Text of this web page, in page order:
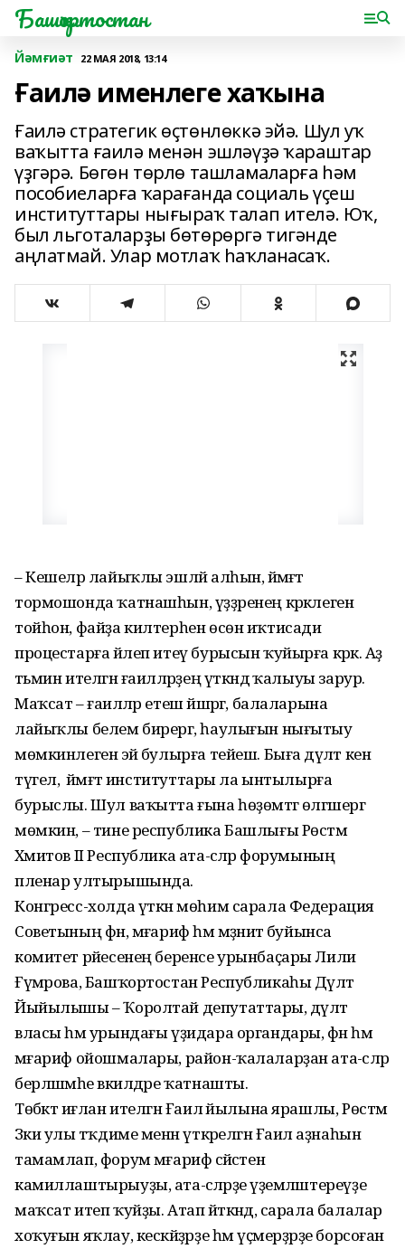
Башҡортостан
Йәмғиәт 22 МАЯ 2018, 13:14
Ғаилә именлеге хаҡына
Ғаилә стратегик өҫтөнлөккә эйә. Шул уҡ
ваҡытта ғаилә менән эшләүҙә ҡараштар
үҙгәрә. Бөгөн төрлө ташламаларға һәм
пособиеларға ҡарағанда социаль үҫеш
институттары нығыраҡ талап ителә. Юҡ,
был льготаларҙы бөтөрөргә тигәнде
аңлатмай. Улар мотлаҡ һаҡланасаҡ.
– Кешеләр лайыҡлы эшләй алһын, йәмәғәт
тормошонда ҡатнашһын, үҙҙәренең кәрәклеген
тойһон, файҙа килтерһен өсөн иҡтисади
процестарға йәлеп итеү бурысын ҡуйырға кәрәк. Аҙ
тәьмин ителгән ғаиләләрҙең үткәндә ҡалыуы зарур.
Маҡсат – ғаиләләр етеш йәшәргә, балаларына
лайыҡлы белем бирергә, һаулығын нығытыу
мөмкинлегенә эйә булырға тейеш. Быға дәүләт кенә
түгел, ә йәмәғәт институттары ла ынтылырға
бурыслы. Шул ваҡытта ғына һөҙөмтәгә өлгәшергә
мөмкин, – тине республика Башлығы Рөстәм
Хәмитов II Республика ата-әсәләр форумының
пленар ултырышында.
Конгресс-холда үткән мөһим сарала Федерация
Советының фән, мәғариф һәм мәҙәниәт буйынса
комитет рәйесенең беренсе урынбаҫары Лилиә
Ғүмәрова, Башҡортостан Республикаһы Дәүләт
Йыйылышы – Ҡоролтай депутаттары, дәүләт
власы һәм урындағы үҙидара органдары, фән һәм
мәғариф ойошмалары, район-ҡалаларҙан ата-әсәләр
берләшмәһе вәкилдәре ҡатнашты.
Төбәктә иғлан ителгән Ғаилә йылына ярашлы, Рөстәм
Зәки улы тәҡдиме менән үткәрелгән Ғаилә аҙнаһын
тамамлап, форум мәғариф сәйәсәтен
камиллаштырыуҙы, ата-әсәләрҙе әүҙемләштереүҙе
маҡсат итеп ҡуйҙы. Атап әйткәндә, сарала балалар
хоҡуғын яҡлау, кескәйҙәрҙе һәм үҫмерҙәрҙе борсоған